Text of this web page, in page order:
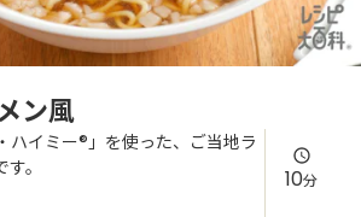
お問い合わせ
ン風
ハイミー®」を使った、ご当地ラ
。
10分